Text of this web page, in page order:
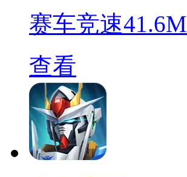
赛车竞速41.6M
查看